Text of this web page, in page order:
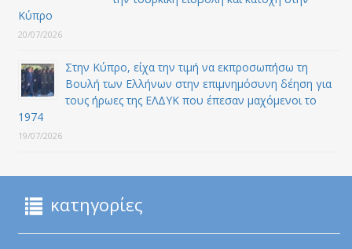
Κύπρο
20/07/2026
Στην Κύπρο, είχα την τιμή να εκπροσωπήσω τη
Βουλή των Ελλήνων στην επιμνημόσυνη δέηση για
τους ήρωες της ΕΛΔΥΚ που έπεσαν μαχόμενοι το
1974
19/07/2026
κατηγορίες